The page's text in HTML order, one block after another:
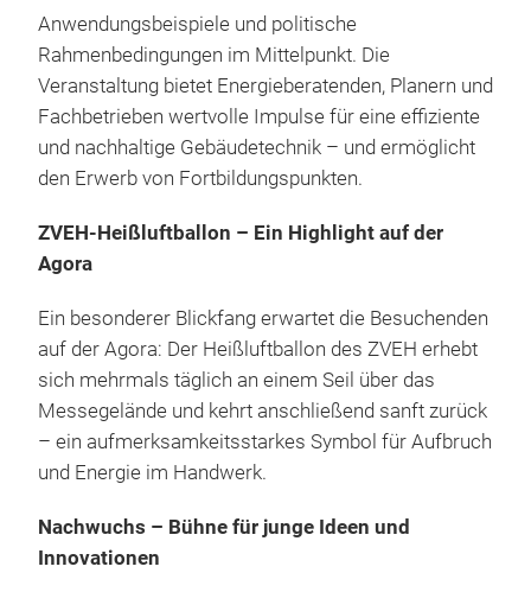
Anwendungsbeispiele und politische
Rahmenbedingungen im Mittelpunkt. Die
Veranstaltung bietet Energieberatenden, Planern und
Fachbetrieben wertvolle Impulse für eine effiziente
und nachhaltige Gebäudetechnik – und ermöglicht
den Erwerb von Fortbildungspunkten.
ZVEH-Heißluftballon – Ein Highlight auf der
Agora
Ein besonderer Blickfang erwartet die Besuchenden
auf der Agora: Der Heißluftballon des ZVEH erhebt
sich mehrmals täglich an einem Seil über das
Messegelände und kehrt anschließend sanft zurück
– ein aufmerksamkeitsstarkes Symbol für Aufbruch
und Energie im Handwerk.
Nachwuchs – Bühne für junge Ideen und
Innovationen